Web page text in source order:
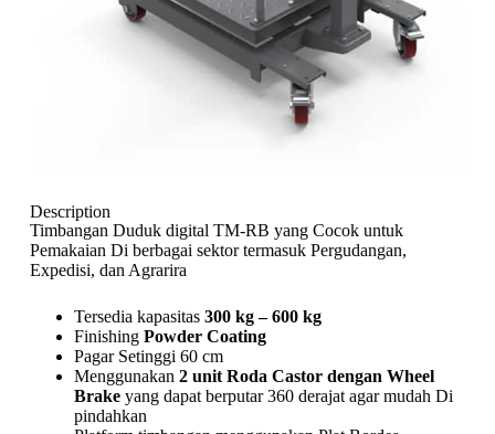
Description
Timbangan Duduk digital TM-RB yang Cocok untuk
Pemakaian Di berbagai sektor termasuk Pergudangan,
Expedisi, dan Agrarira
Tersedia kapasitas 300 kg – 600 kg
Finishing Powder Coating
Pagar Setinggi 60 cm
Menggunakan 2 unit Roda Castor dengan Wheel
Brakeyang dapat berputar 360 derajat agar mudah Di
pindahkan